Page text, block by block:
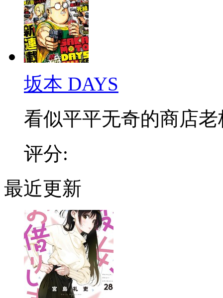
坂本 DAYS
看似平平无奇的商店老
评分:
最近更新